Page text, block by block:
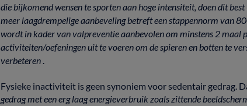
diebijkomendwensen tesportenaanhoge intensiteit,doenditbest
meerlaagdrempeligeaanbevelingbetrefteenstappennormvan
wordtinkadervanvalpreventieaanbevolenomminstens2maal
activiteiten/oefeningenuittevoerenomdespierenenbotten te
verbeteren .
Fysieke inactiviteit is geensynoniemvoorsedentair gedrag.
gedragmeteenerglaagenergieverbruikzoalszittende